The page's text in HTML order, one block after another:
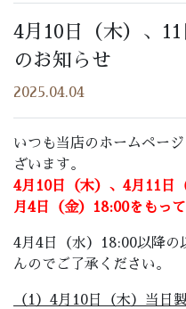
4月10日（木）、
のお知らせ
2025.04.04
いつも当店のホームペー
ざいます。
4月10日（木）、4月11日
月4日（金）18:00をもっ
4月4日（水）18:00以降の
んのでご了承ください。
（1）4月10日（木）当日